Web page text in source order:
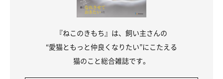
『ねこのきもち』は、飼い主さんの
“愛猫ともっと仲良くなりたい”にこたえる
猫のこと総合雑誌です。